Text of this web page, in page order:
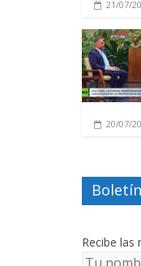
21/07/
20/07/
Recibe las